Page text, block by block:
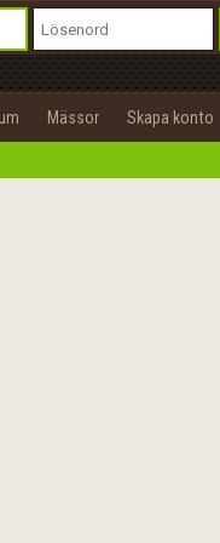
Mässor Skapa konto